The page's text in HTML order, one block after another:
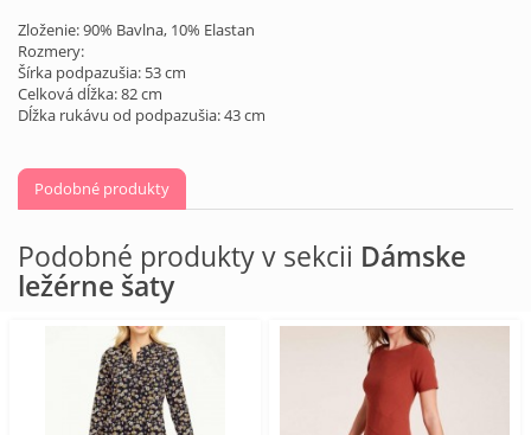
Zloženie: 90% Bavlna, 10% Elastan
Rozmery:
Šírka podpazušia: 53 cm
Celková dĺžka: 82 cm
Dĺžka rukávu od podpazušia: 43 cm
Podobné produkty
Podobné produkty v sekcii Dámske
ležérne šaty